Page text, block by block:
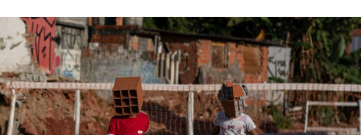
lo industrial y lo tecnológico.